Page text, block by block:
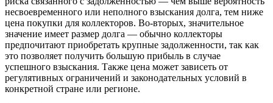
несвоевременного или неполного взыскания долга, тем ниже
цена покупки для коллекторов. Во-вторых, значительное
значение имеет размер долга — обычно коллекторы
предпочитают приобретать крупные задолженности, так как
это позволяет получить большую прибыль в случае
успешного взыскания. Также цена может зависеть от
регулятивных ограничений и законодательных условий в
конкретной стране или регионе.